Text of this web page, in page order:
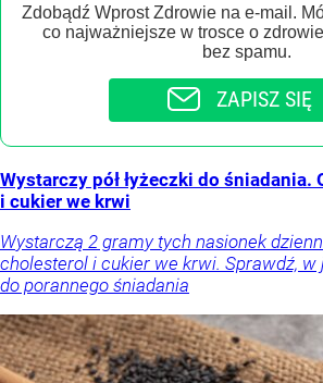
Zdobądź Wprost Zdrowie na e-mail.
co najważniejsze w trosce o
bez spamu.
ZAPISZ SIĘ
Wystarczy pół łyżeczki do śniadania.
i cukier we krwi
Wystarczą 2 gramy tych nasionek
cholesterol i cukier we krwi. Sprawdź, w
do porannego śniadania